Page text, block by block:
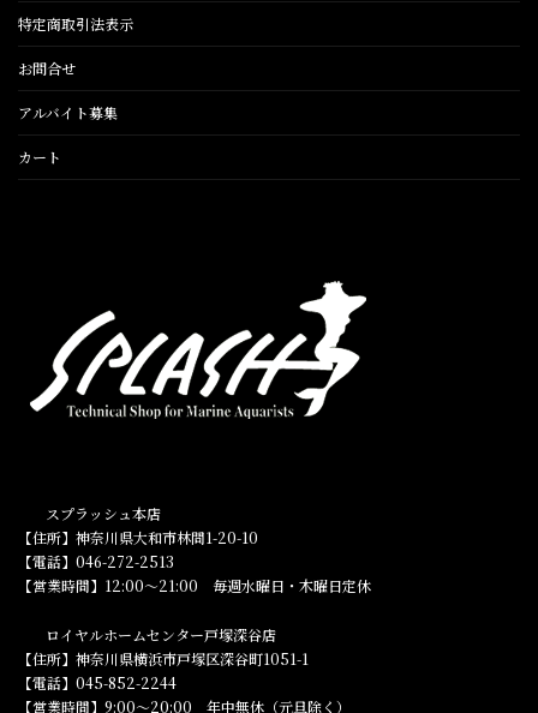
特定商取引法表示
お問合せ
アルバイト募集
カート
スプラッシュ本店
【住所】神奈川県大和市林間1-20-10
【電話】046-272-2513
【営業時間】12:00～21:00 毎週水曜日・木曜日定休
ロイヤルホームセンター戸塚深谷店
【住所】神奈川県横浜市戸塚区深谷町1051-1
【電話】045-852-2244
【営業時間】9:00～20:00 年中無休（元旦除く）